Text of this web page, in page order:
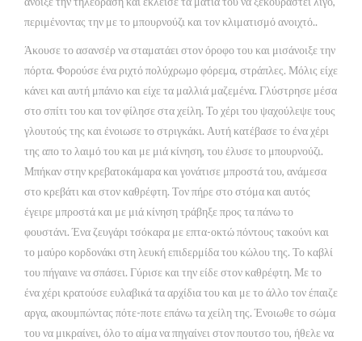
περιμένοντας την με το μπουρνούζι και τον κλιματισμό ανοιχτό..
Άκουσε το ασανσέρ να σταματάει στον όροφο του και μισάνοιξε την
πόρτα. Φορούσε ένα ριχτό πολύχρωμο φόρεμα, στράπλες. Μόλις είχε
κάνει και αυτή μπάνιο και είχε τα μαλλιά μαζεμένα. Γλύστρησε μέσα
στο σπίτι του και τον φίλησε στα χείλη. Το χέρι του ψαχούλεψε τους
γλουτούς της και ένοιωσε το στριγκάκι. Αυτή κατέβασε το ένα χέρι
της απο το λαιμό του και με μιά κίνηση, του έλυσε το μπουρνούζι.
Μπήκαν στην κρεβατοκάμαρα και γονάτισε μπροστά του, ανάμεσα
στο κρεβάτι και στον καθρέφτη. Τον πήρε στο στόμα και αυτός
έγειρε μπροστά και με μιά κίνηση τράβηξε προς τα πάνω το
φουστάνι. Ένα ζευγάρι τσόκαρα με επτα-οκτώ πόντους τακούνι και
το μαύρο κορδονάκι στη λευκή επιδερμίδα του κώλου της. Το καβλί
του πήγαινε να σπάσει. Γύρισε και την είδε στον καθρέφτη. Με το
ένα χέρι κρατούσε ευλαβικά τα αρχίδια του και με το άλλο τον έπαιζε
αργα, ακουμπώντας πότε-ποτε επάνω τα χείλη της. Ένοιωθε το σώμα
του να μικραίνει, όλο το αίμα να πηγαίνει στον πουτσο του, ήθελε να